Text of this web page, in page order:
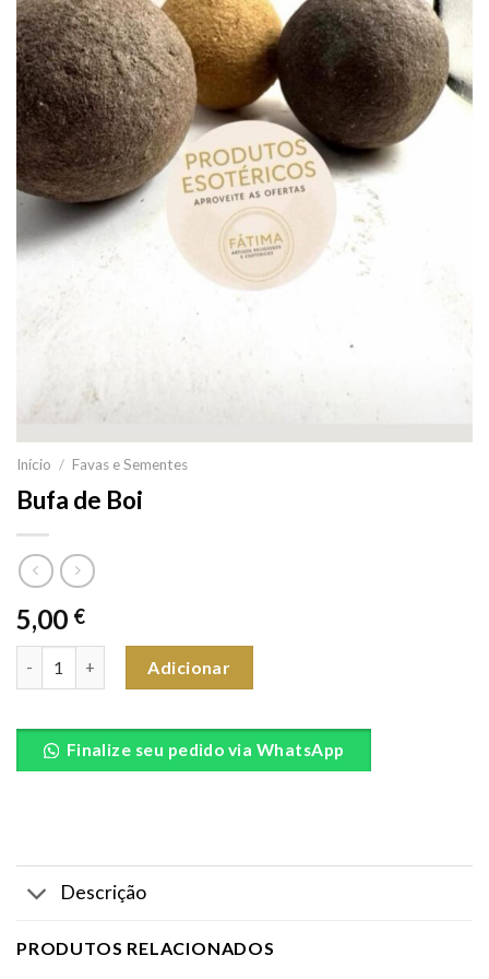
Início / Favas e Sementes
Bufa de Boi
5,00 €
Adicionar
Finalize seu pedido via WhatsApp
Descrição
PRODUTOS RELACIONADOS